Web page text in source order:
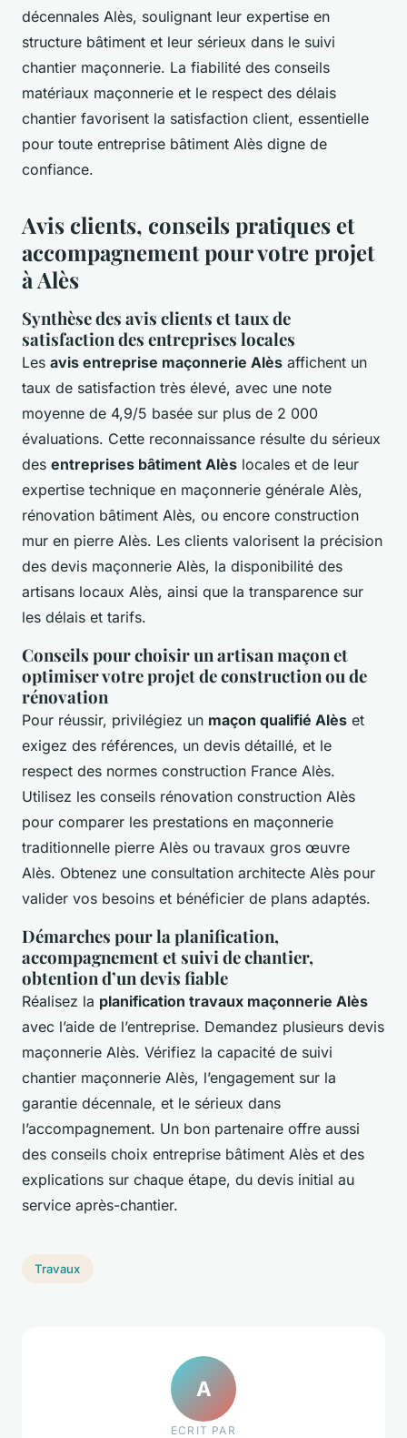
décennales Alès, soulignant leur expertise en
structure bâtiment et leur sérieux dans le suivi
chantier maçonnerie. La fiabilité des conseils
matériaux maçonnerie et le respect des délais
chantier favorisent la satisfaction client, essentielle
pour toute entreprise bâtiment Alès digne de
confiance.
Avis clients, conseils pratiques et
accompagnement pour votre projet
à Alès
Synthèse des avis clients et taux de
satisfaction des entreprises locales
Les avis entreprise maçonnerie Alès affichent un
taux de satisfaction très élevé, avec une note
moyenne de 4,9/5 basée sur plus de 2 000
évaluations. Cette reconnaissance résulte du sérieux
des entreprises bâtiment Alès locales et de leur
expertise technique en maçonnerie générale Alès,
rénovation bâtiment Alès, ou encore construction
mur en pierre Alès. Les clients valorisent la précision
des devis maçonnerie Alès, la disponibilité des
artisans locaux Alès, ainsi que la transparence sur
les délais et tarifs.
Conseils pour choisir un artisan maçon et
optimiser votre projet de construction ou de
rénovation
Pour réussir, privilégiez un maçon qualifié Alès et
exigez des références, un devis détaillé, et le
respect des normes construction France Alès.
Utilisez les conseils rénovation construction Alès
pour comparer les prestations en maçonnerie
traditionnelle pierre Alès ou travaux gros œuvre
Alès. Obtenez une consultation architecte Alès pour
valider vos besoins et bénéficier de plans adaptés.
Démarches pour la planification,
accompagnement et suivi de chantier,
obtention d’un devis fiable
Réalisez la planification travaux maçonnerie Alès
avec l’aide de l’entreprise. Demandez plusieurs devis
maçonnerie Alès. Vérifiez la capacité de suivi
chantier maçonnerie Alès, l’engagement sur la
garantie décennale, et le sérieux dans
l’accompagnement. Un bon partenaire offre aussi
des conseils choix entreprise bâtiment Alès et des
explications sur chaque étape, du devis initial au
service après-chantier.
Travaux
A
ECRIT PAR